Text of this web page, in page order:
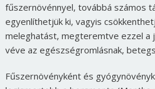
fűszernövénnyel, továbbá számos
egyenlíthetjük ki, vagyis
meleghatást, megteremtve ezzel
véve az egészségromlásnak,
Fűszernövényként és